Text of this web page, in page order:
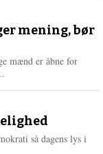
e mening, bør
mænd er åbne for
e
r
e
så dagens lys i